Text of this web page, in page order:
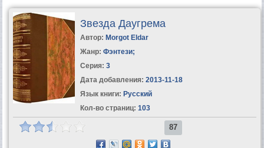
Звезда Даугрема
Автор: Morgot Eldar
Жанр: Фэнтези;
Серия: 3
Дата добавления: 2013-11-18
Язык книги: Русский
Кол-во страниц: 103
87